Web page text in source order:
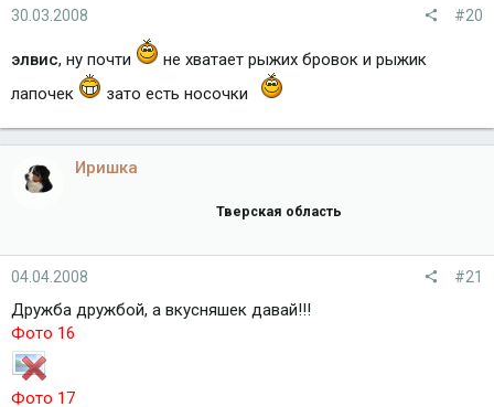
30.03.2008 #20
элвис, ну почти
не хватает рыжих бровок и рыжик
лапочек
зато есть носочки
Иришка
Тверская область
04.04.2008 #21
Дружба дружбой, а вкусняшек давай!!!
Фото 16
Фото 17